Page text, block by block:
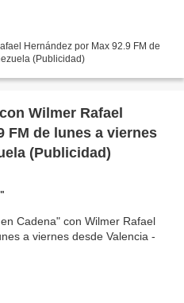
Hernández por Max 92.9 FM de
(Publicidad)
Wilmer Rafael
FM de lunes a viernes
(Publicidad)